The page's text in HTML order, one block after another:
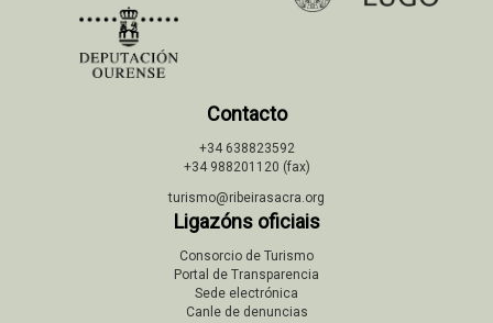
Contacto
+34 638823592
+34 988201120 (fax)
turismo@ribeirasacra.org
Ligazóns oficiais
Consorcio de Turismo
Portal de Transparencia
Sede electrónica
Canle de denuncias